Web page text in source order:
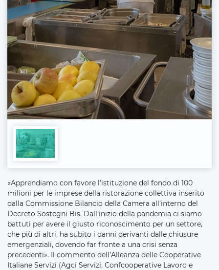
«Apprendiamo con favore l’istituzione del fondo di 100
milioni per le imprese della ristorazione collettiva inserito
dalla Commissione Bilancio della Camera all’interno del
Decreto Sostegni Bis. Dall’inizio della pandemia ci siamo
battuti per avere il giusto riconoscimento per un settore,
che più di altri, ha subito i danni derivanti dalle chiusure
emergenziali, dovendo far fronte a una crisi senza
precedenti». Il commento dell’Alleanza delle Cooperative
Italiane Servizi (Agci Servizi, Confcooperative Lavoro e